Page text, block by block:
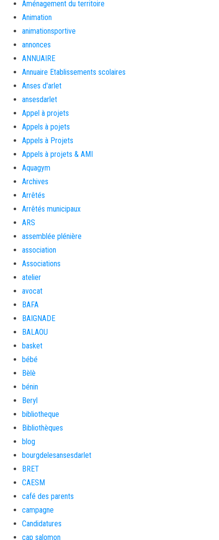
Aménagement du territoire
Animation
animationsportive
annonces
ANNUAIRE
Annuaire Etablissements scolaires
Anses d'arlet
ansesdarlet
Appel à projets
Appels à pojets
Appels à Projets
Appels à projets & AMI
Aquagym
Archives
Arrêtés
Arrêtés municipaux
ARS
assemblée plénière
association
Associations
atelier
avocat
BAFA
BAIGNADE
BALAOU
basket
bébé
Bèlè
bénin
Beryl
bibliotheque
Bibliothèques
blog
bourgdelesansesdarlet
BRET
CAESM
café des parents
campagne
Candidatures
cap salomon